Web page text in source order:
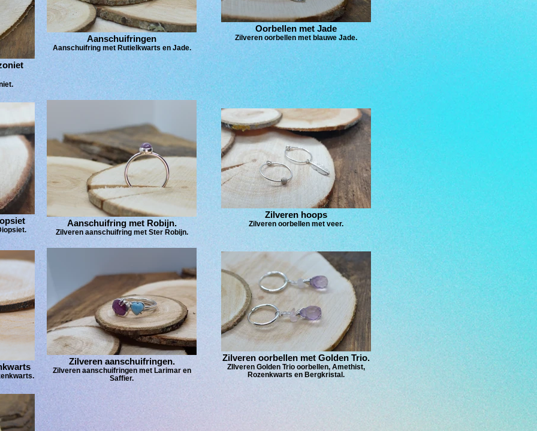
Aanschuifringen
Aanschuifring met Rutielkwarts en Jade.
Oorbellen met Jade
Zilveren oorbellen met blauwe Jade.
Aanschuifring met Robijn.
Zilveren aanschuifring met Ster Robijn.
Zilveren hoops
Zilveren oorbellen met veer.
Zilveren aanschuifringen.
Zilveren aanschuifringen met Larimar en
Saffier.
Zilveren oorbellen met Golden Trio.
ZIlveren Golden Trio oorbellen, Amethist,
Rozenkwarts en Bergkristal.